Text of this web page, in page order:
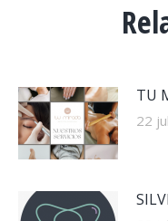
TU
22